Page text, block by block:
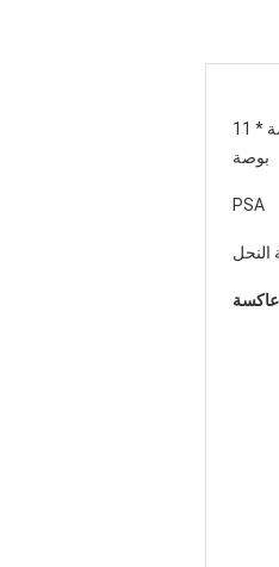
أبيض وأحمر 6 بوصة * 6 بوصة / 7 بوصة * 11
بوصة
PSA
النحل